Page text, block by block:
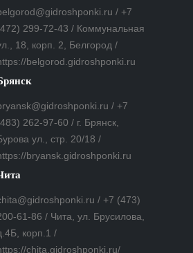
/ +7
299-72-43 / Коммунальная
18, корп. 2, Белгород /
belgorod.gidroshponki.ru
/ +7
262-97-60 / г. Брянск,
ул., стр. 20/18 /
bryansk.gidroshponki.ru
/ +7 (473)
61-86 / Чита, ул. Брусилова,
корп.1 /
chita.gidroshponki.ru/